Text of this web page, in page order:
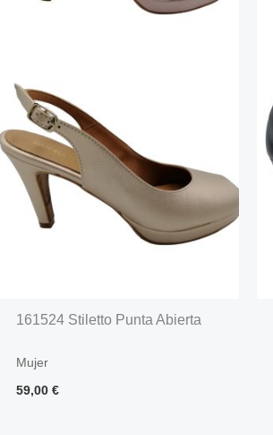
161524 Stiletto Punta Abierta
Mujer
59,00€